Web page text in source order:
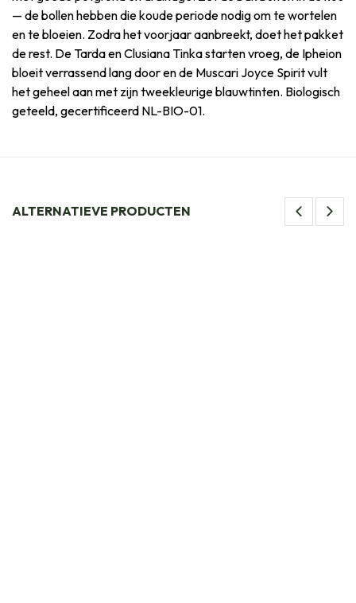
— de bollen hebben die koude periode nodig om te wortelen
en te bloeien. Zodra het voorjaar aanbreekt, doet het pakket
de rest. De Tarda en Clusiana Tinka starten vroeg, de Ipheion
bloeit verrassend lang door en de Muscari Joyce Spirit vult
het geheel aan met zijn tweekleurige blauwtinten. Biologisch
geteeld, gecertificeerd NL-BIO-01.
ALTERNATIEVE PRODUCTEN